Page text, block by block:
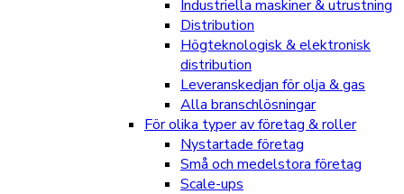
Industriella maskiner & utrustning
Distribution
Högteknologisk & elektronisk
distribution
Leveranskedjan för olja & gas
Alla branschlösningar
För olika typer av företag & roller
Nystartade företag
Små och medelstora företag
Scale-ups